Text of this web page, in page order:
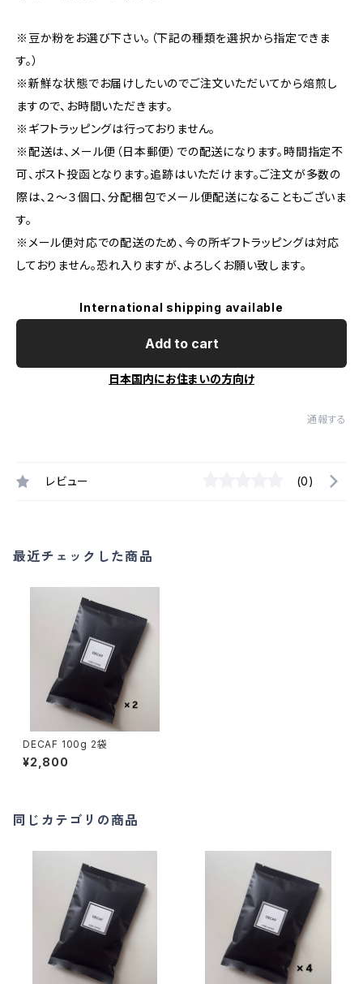
※豆か粉をお選び下さい。（下記の種類を選択から指定できま
す。）
※新鮮な状態でお届けしたいのでご注文いただいてから焙煎し
ますので、お時間いただきます。
※ギフトラッピングは行っておりません。
※配送は、メール便（日本郵便）での配送になります。時間指定不
可、ポスト投函となります。追跡はいただけます。ご注文が多数の
際は、２〜３個口、分配梱包でメール便配送になることもございま
す。
※メール便対応での配送のため、今の所ギフトラッピングは対応
しておりません。恐れ入りますが、よろしくお願い致します。
International shipping available
Add to cart
日本国内にお住まいの方向け
通報する
レビュー (0)
最近チェックした商品
DECAF 100g 2袋
¥2,800
同じカテゴリの商品